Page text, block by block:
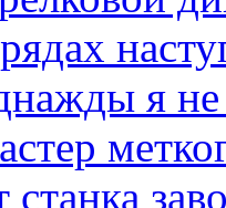
я
станка